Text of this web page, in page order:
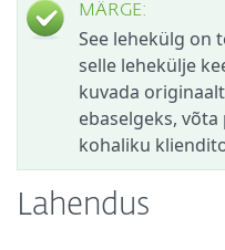
MÄRGE:
See lehekülg on
selle lehekülje
kuvada
ebaselgeks,
kohaliku
Lahendus